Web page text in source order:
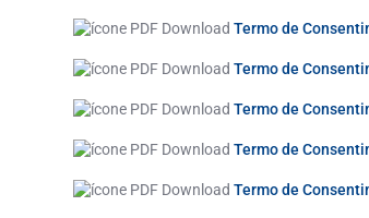
Termo de
Termo de
Termo de
Termo de
Termo de